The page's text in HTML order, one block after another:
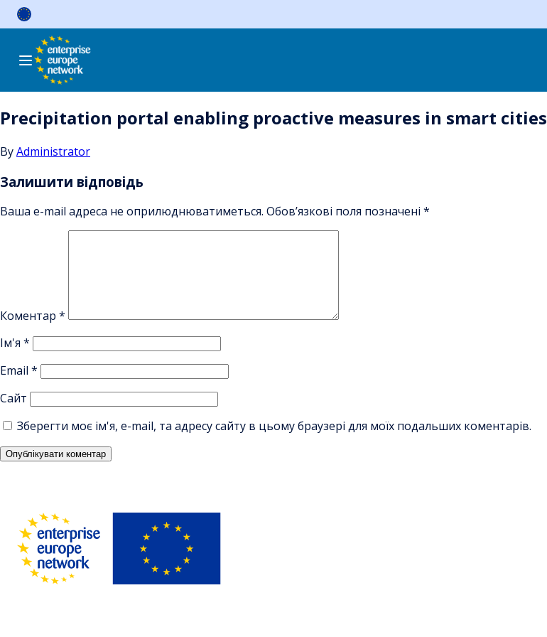
Skip
Precipitation portal enabling proactive measures in smart cities
ByAdministrator
Залишити відповідь
Ваша e-mail адреса не оприлюднюватиметься. Обов’язкові поля позначені *
Коментар *
Ім'я *
Email *
Сайт
Зберегти моє ім'я, e-mail, та адресу сайту в цьому браузері для моїх подальших коментарів.